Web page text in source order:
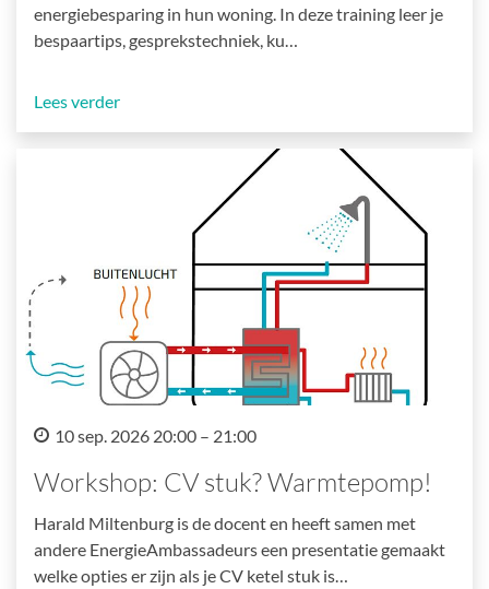
energiebesparing in hun woning. In deze training leer je
bespaartips, gesprekstechniek, ku…
Lees verder
10 sep. 2026 20:00 – 21:00
Workshop: CV stuk? Warmtepomp!
Harald Miltenburg is de docent en heeft samen met
andere EnergieAmbassadeurs een presentatie gemaakt
welke opties er zijn als je CV ketel stuk is…